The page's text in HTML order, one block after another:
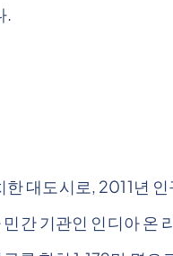
.
대도시로, 2011년
간 기관인 인디아 온